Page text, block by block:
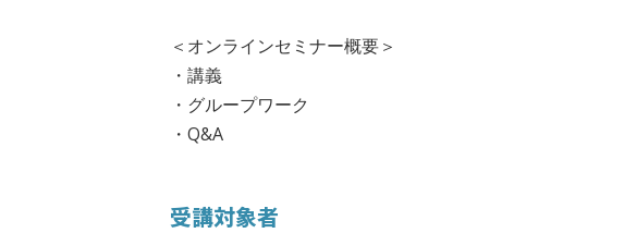
＜オンラインセミナー概要＞
・講義
・グループワーク
・Q&A
受講対象者